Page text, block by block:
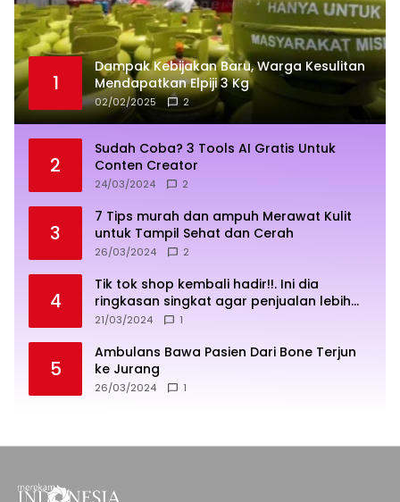
1
Dampak Kebijakan Baru, Warga Kesulitan
Mendapatkan Elpiji 3 Kg
02/02/2025 2
2
Sudah Coba? 3 Tools AI Gratis Untuk
Conten Creator
24/03/2024 2
3
7 Tips murah dan ampuh Merawat Kulit
untuk Tampil Sehat dan Cerah
26/03/2024 2
4
Tik tok shop kembali hadir!!. Ini dia
ringkasan singkat agar penjualan lebih
sukses
21/03/2024 1
5
Ambulans Bawa Pasien Dari Bone Terjun
ke Jurang
26/03/2024 1